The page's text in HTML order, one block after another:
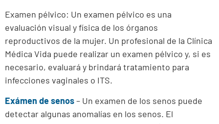
Examen pélvico: Un examen pélvico es una
evaluación visual y física de los órganos
reproductivos de la mujer. Un profesional de la Clínica
Médica Vida puede realizar un examen pélvico y, si es
necesario, evaluará y brindará tratamiento para
infecciones vaginales o ITS.
Exámen de senos– Un examen de los senos puede
detectar algunas anomalías en los senos. El